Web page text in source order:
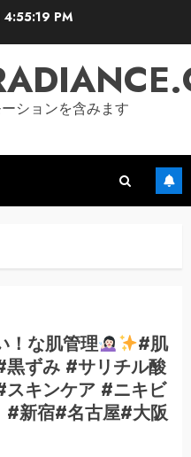
4:55:20 PM
ションを含みます
！な肌管理
#肌
ずみ #サリチル酸
キンケア #ニキビ
#新宿#名古屋#大阪